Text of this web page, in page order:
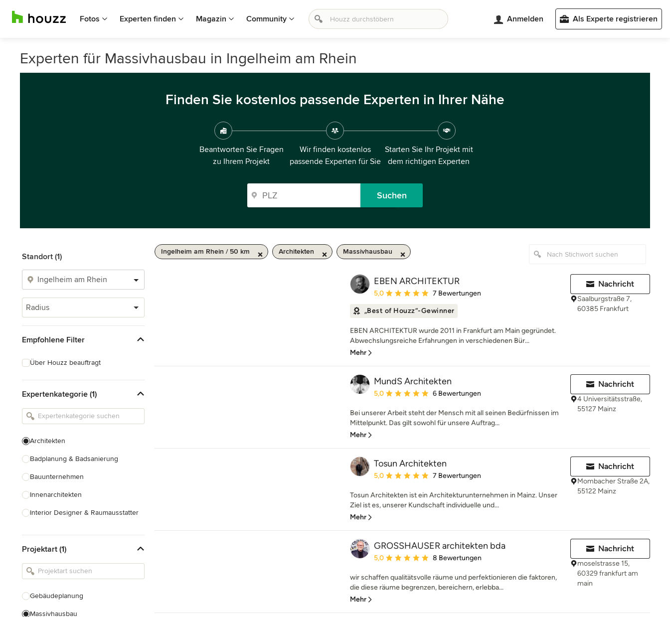
Fotos Experten finden Magazin Community Anmelden Als Experte registrieren
Experten für Massivhausbau in Ingelheim am Rhein
Finden Sie kostenlos passende Experten in Ihrer Nähe
Beantworten Sie Fragen
zu Ihrem Projekt
Wir finden kostenlos
passende Experten für Sie
Starten Sie Ihr Projekt mit
dem richtigen Experten
Suchen
Standort (1)
Radius
Empfohlene Filter
Über Houzz beauftragt
Expertenkategorie (1)
Architekten
Badplanung & Badsanierung
Bauunternehmen
Innenarchitekten
Interior Designer & Raumausstatter
Landschaftsarchitekten
Armaturen & Sanitärbedarf
Einbauschränke
Projektart (1)
Gebäudeplanung
Massivhausbau
Ingelheim am Rhein / 50 km Architekten Massivhausbau
EBEN ARCHITEKTUR
Durchschnittliche Bewertung: 5 von 5 Sternen
5,0 7 Bewertungen
„Best of Houzz“-Gewinner
EBEN ARCHITEKTUR wurde 2011 in Frankfurt am Main gegründet.
Abwechslungsreiche Erfahrungen in verschiedenen Bür...
Mehr
Nachricht
Saalburgstraße 7,
60385 Frankfurt
MundS Architekten
Durchschnittliche Bewertung: 5 von 5 Sternen
5,0 6 Bewertungen
Bei unserer Arbeit steht der Mensch mit all seinen Bedürfnissen im
Mittelpunkt. Das gilt sowohl für unsere Auftrag...
Mehr
Nachricht
4 Universitätsstraße,
55127 Mainz
Tosun Architekten
Durchschnittliche Bewertung: 5 von 5 Sternen
5,0 7 Bewertungen
Tosun Architekten ist ein Architekturunternehmen in Mainz. Unser
Ziel ist es, unserer Kundschaft individuelle und...
Mehr
Nachricht
Mombacher Straße 2A,
55122 Mainz
GROSSHAUSER architekten bda
Durchschnittliche Bewertung: 5 von 5 Sternen
5,0 8 Bewertungen
wir schaffen qualitätsvolle räume und perfektionieren die faktoren,
die diese räume begrenzen, bereichern, erlebba...
Mehr
Nachricht
moselstrasse 15,
60329 frankfurt am
main